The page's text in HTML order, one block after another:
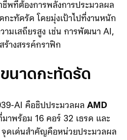
ER939-AIซึ่งออกแบบมา
พที่ต้องการพลังการประมวลผล
กะทัดรัด โดยมุ่งเป้าไปที่งานหนัก
ามเสถียรสูง เช่น การพัฒนา AI,
นาดกะทัดรัด
AI คือชิปประมวลผลAMD
าพร้อม 16 คอร์ 32 เธรด และ